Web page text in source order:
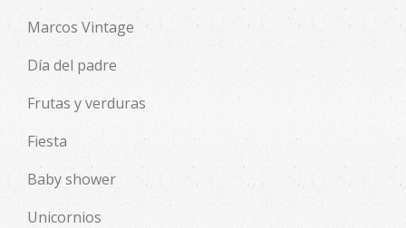
Marcos Vintage
Día del padre
Frutas y verduras
Fiesta
Baby shower
Unicornios